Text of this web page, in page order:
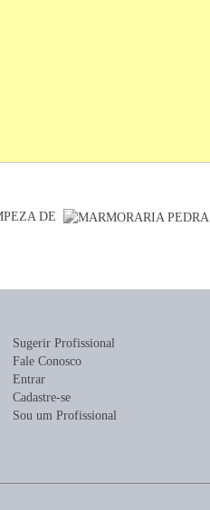
Sugerir Profissional
Fale Conosco
Entrar
Cadastre-se
Sou um Profissional